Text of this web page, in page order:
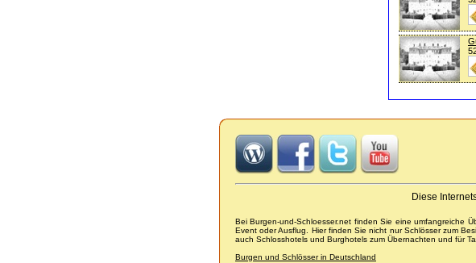
Diese
Bei Burgen-und-Schloesser.net finden Sie eine umfangreiche
Event oder Ausflug. Hier finden Sie nicht nur Schlösser zum
auch Schlosshotels und Burghotels zum Übernachten und für
Burgen und Schlösser in Deutschland